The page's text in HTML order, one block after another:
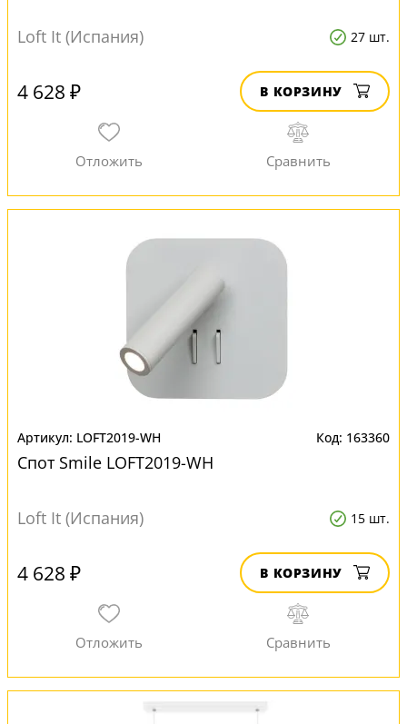
Loft It (Испания) 27 шт.
4 628 ₽ В КОРЗИНУ
LOFT2019-WH 163360
Спот Smile LOFT2019-WH
Loft It (Испания) 15 шт.
4 628 ₽ В КОРЗИНУ